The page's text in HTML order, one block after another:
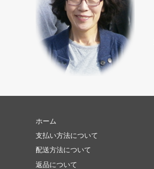
ホーム
支払い方法について
配送方法について
返品について